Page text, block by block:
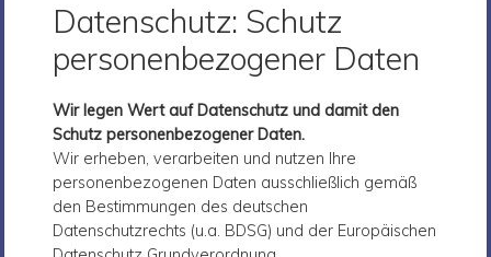
Datenschutz: Schutz
personenbezogener Daten
Wir legen Wert auf Datenschutz und damit den
Schutz personenbezogener Daten.
Wir erheben, verarbeiten und nutzen Ihre
personenbezogenen Daten ausschließlich gemäß
den Bestimmungen des deutschen
Datenschutzrechts (u.a. BDSG) und der Europäischen